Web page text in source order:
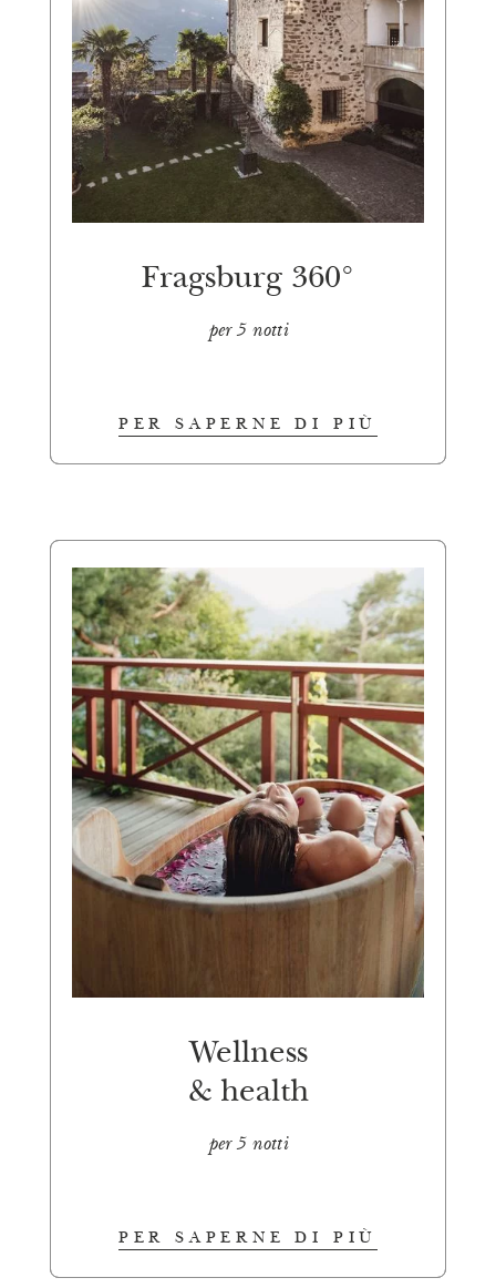
Fragsburg 360°
per 5 notti
PER SAPERNE DI PIÙ
Wellness
& health
per 5 notti
PER SAPERNE DI PIÙ